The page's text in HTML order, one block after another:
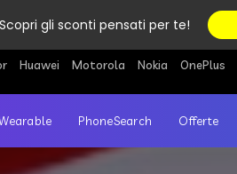
Scopri gli sconti pensati per te!
Huawei Motorola Nokia OnePlus
PhoneSearch Offerte